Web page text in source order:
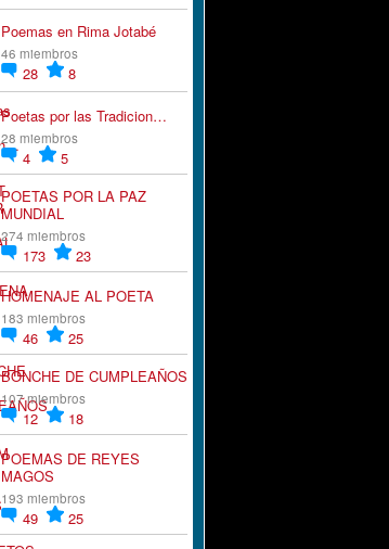
Poemas en Rima Jotabé
46 miembros
28 8
Poetas por las Tradicion…
28 miembros
4
5
POETAS POR LA PAZ
MUNDIAL
274 miembros
173
23
HOMENAJE AL POETA
183 miembros
46
25
BONCHE DE CUMPLEAÑOS
107 miembros
12
18
POEMAS DE REYES
MAGOS
193 miembros
49
25